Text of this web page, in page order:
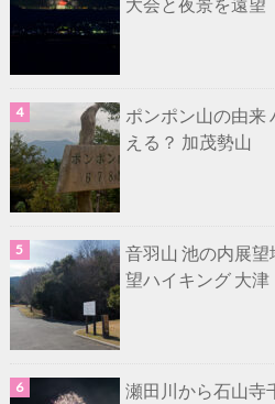
ポンポン山の由来
える？ 加茂勢山
音羽山 池の内展
望ハイキング 大津
瀬田川から石山寺